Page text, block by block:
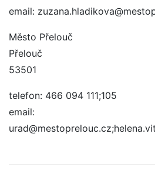
email:
Město Přelouč
Přelouč
53501
telefon: 466 094 111;105
email: